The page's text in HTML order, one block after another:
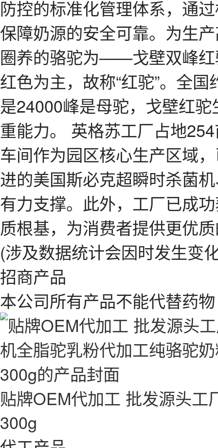
防控的标准化管理体系，通
保障奶源的安全可靠。为生
圈养的骆驼为——戈壁双峰红
红色为主，故称“红驼”。全
是24000峰是母驼，戈壁红
重能力。 英格苏工厂占地
车间作为园区核心生产区域
进的美国斯必克超瞬时杀菌
有力支撑。此外，工厂已成
质根基，为消费者提供更优
(涉及数据统计会因时发生变
招商产品
本公司所有产品不能代替药物
贴牌OEM代加工 批发源头
300g